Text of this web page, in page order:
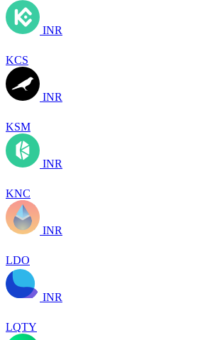
INR
KCS
INR
KSM
INR
KNC
INR
LDO
INR
LQTY